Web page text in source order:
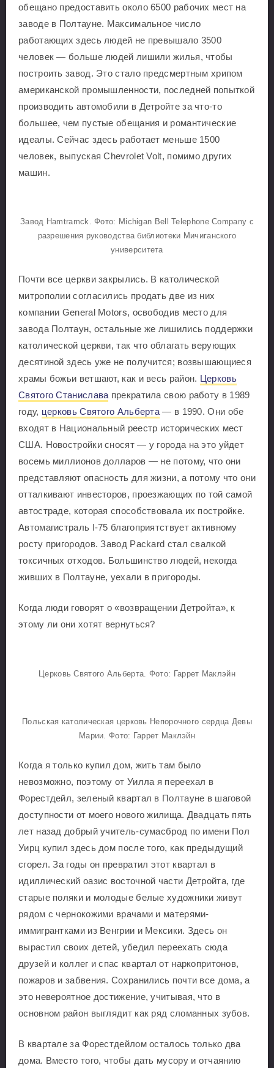
обещано предоставить около 6500 рабочих мест на
заводе в Полтауне. Максимальное число
работающих здесь людей не превышало 3500
человек — больше людей лишили жилья, чтобы
построить завод. Это стало предсмертным хрипом
американской промышленности, последней попыткой
производить автомобили в Детройте за что-то
большее, чем пустые обещания и романтические
идеалы. Сейчас здесь работает меньше 1500
человек, выпуская Chevrolet Volt, помимо других
машин.
Завод Hamtramck. Фото: Michigan Bell Telephone Company с
разрешения руководства библиотеки Мичиганского
университета
Почти все церкви закрылись. В католической
митрополии согласились продать две из них
компании General Motors, освободив место для
завода Полтаун, остальные же лишились поддержки
католической церкви, так что облагать верующих
десятиной здесь уже не получится; возвышающиеся
храмы божьи ветшают, как и весь район. Церковь
Святого Станислава прекратила свою работу в 1989
году, церковь Святого Альберта — в 1990. Они обе
входят в Национальный реестр исторических мест
США. Новостройки сносят — у города на это уйдет
восемь миллионов долларов — не потому, что они
представляют опасность для жизни, а потому что они
отталкивают инвесторов, проезжающих по той самой
автостраде, которая способствовала их постройке.
Автомагистраль I-75 благоприятствует активному
росту пригородов. Завод Packard стал свалкой
токсичных отходов. Большинство людей, некогда
живших в Полтауне, уехали в пригороды.
Когда люди говорят о «возвращении Детройта», к
этому ли они хотят вернуться?
Церковь Святого Альберта. Фото: Гаррет Маклэйн
Польская католическая церковь Непорочного сердца Девы
Марии. Фото: Гаррет Маклэйн
Когда я только купил дом, жить там было
невозможно, поэтому от Уилла я переехал в
Форестдейл, зеленый квартал в Полтауне в шаговой
доступности от моего нового жилища. Двадцать пять
лет назад добрый учитель-сумасброд по имени Пол
Уирц купил здесь дом после того, как предыдущий
сгорел. За годы он превратил этот квартал в
идиллический оазис восточной части Детройта, где
старые поляки и молодые белые художники живут
рядом с чернокожими врачами и матерями-
иммигрантками из Венгрии и Мексики. Здесь он
вырастил своих детей, убедил переехать сюда
друзей и коллег и спас квартал от наркопритонов,
пожаров и забвения. Сохранились почти все дома, а
это невероятное достижение, учитывая, что в
основном район выглядит как ряд сломанных зубов.
В квартале за Форестдейлом осталось только два
дома. Вместо того, чтобы дать мусору и отчаянию